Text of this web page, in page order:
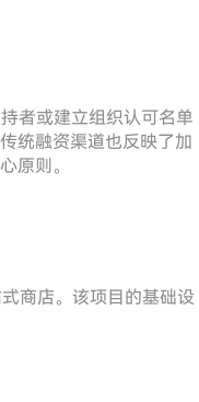
者或建立组织认可名单
统融资渠道也反映了加
原则。
商店。该项目的基础设